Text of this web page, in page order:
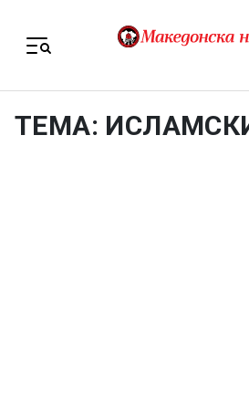
ТЕМА: